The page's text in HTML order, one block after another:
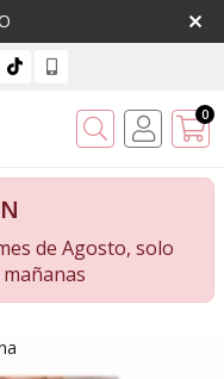
Buscar 0
de Agosto, solo